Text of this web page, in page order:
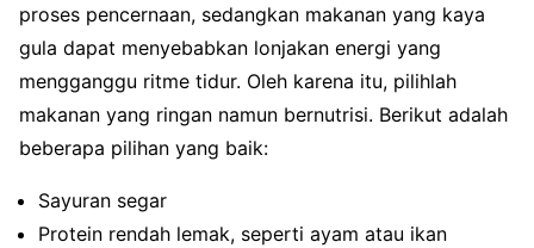
proses pencernaan, sedangkan makanan yang kaya
gula dapat menyebabkan lonjakan energi yang
mengganggu ritme tidur. Oleh karena itu, pilihlah
makanan yang ringan namun bernutrisi. Berikut adalah
beberapa pilihan yang baik:
Sayuran segar
Protein rendah lemak, seperti ayam atau ikan